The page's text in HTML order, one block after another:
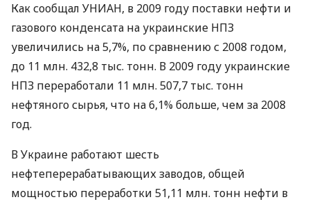
Как сообщал УНИАН, в 2009 году поставки нефти и
газового конденсата на украинские НПЗ
увеличились на 5,7%, по сравнению с 2008 годом,
до 11 млн. 432,8 тыс. тонн. В 2009 году украинские
НПЗ переработали 11 млн. 507,7 тыс. тонн
нефтяного сырья, что на 6,1% больше, чем за 2008
год.
В Украине работают шесть
нефтеперерабатывающих заводов, общей
мощностью переработки 51,11 млн. тонн нефти в